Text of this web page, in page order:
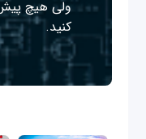
ولی هیچ
کنید.